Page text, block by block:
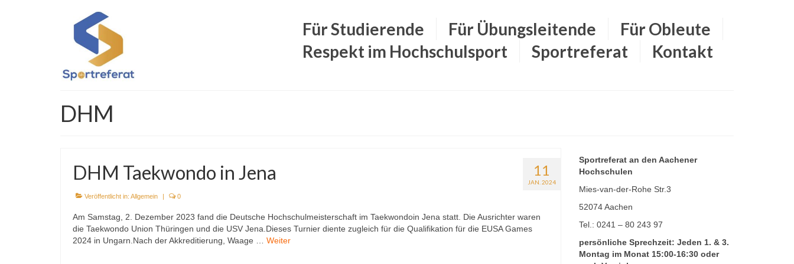
Für Studierende Für Übungsleitende
Für Obleute
Respekt im Hochschulsport
Sportreferat Kontakt
DHM
11
JAN. 2024
DHM Taekwondo in Jena
Veröffentlicht in: Allgemein | 0
Am Samstag, 2. Dezember 2023 fand die Deutsche Hochschulmeisterschaft im Taekwondoin Jena statt. Die Ausrichter waren
die Taekwondo Union Thüringen und die USV Jena.Dieses Turnier diente zugleich für die Qualifikation für die EUSA Games
2024 in Ungarn.Nach der Akkreditierung, Waage … Weiter
Sportreferat an den Aachener
Hochschulen
Mies-van-der-Rohe Str.3
52074 Aachen
Tel.: 0241 – 80 243 97
persönliche Sprechzeit: Jeden 1. & 3.
Montag im Monat 15:00-16:30 oder